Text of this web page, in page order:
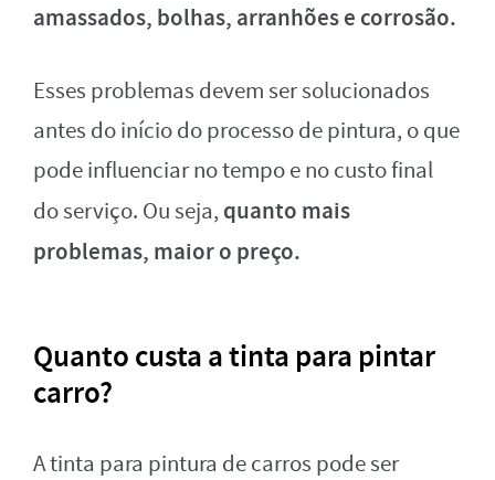
amassados, bolhas, arranhões e corrosão.
Esses problemas devem ser solucionados
antes do início do processo de pintura, o que
pode influenciar no tempo e no custo final
do serviço. Ou seja, quanto mais
problemas, maior o preço.
Quanto custa a tinta para pintar
carro?
A tinta para pintura de carros pode ser